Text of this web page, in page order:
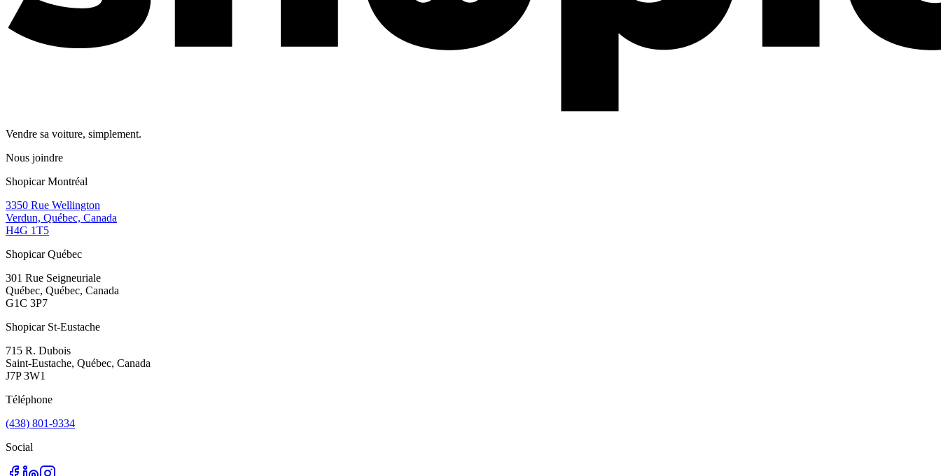
Vendre sa voiture, simplement.
Nous joindre
Shopicar Montréal
3350 Rue Wellington
Verdun, Québec, Canada
H4G 1T5
Shopicar Québec
301 Rue Seigneuriale
Québec, Québec, Canada
G1C 3P7
Shopicar St-Eustache
715 R. Dubois
Saint-Eustache, Québec, Canada
J7P 3W1
Téléphone
(438) 801-9334
Social